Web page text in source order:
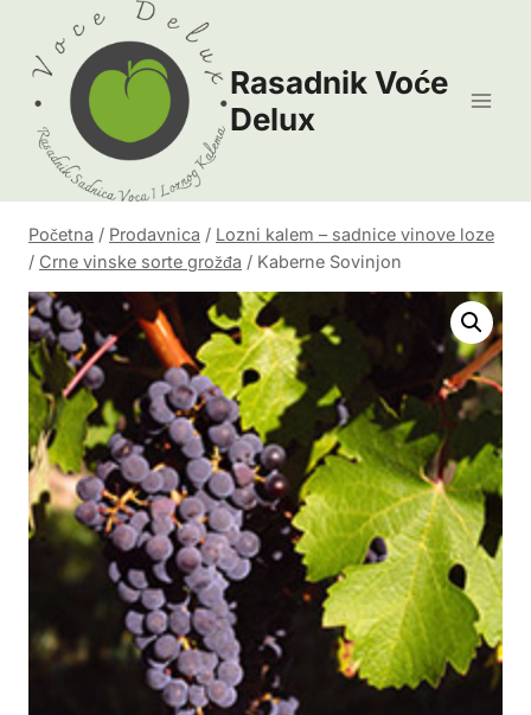
content
Rasadnik Voće
Delux
Početna / Prodavnica / Lozni kalem – sadnice vinove loze
/ Crne vinske sorte grožđa / Kaberne Sovinjon